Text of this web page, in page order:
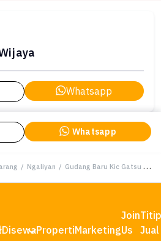
Whatsapp
Whatsapp
/ Ngaliyan / Gudang Baru Kic Gatsu Semarang
DisewaPropertiMarketing
Join
Us
Jual